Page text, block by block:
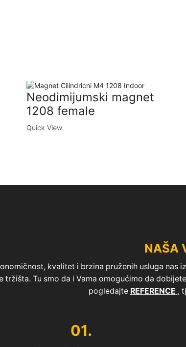
Neodimijumski magnet
1208 female
Quick View
NAŠA
kvalitet i brzina pruženih usluga
tržišta. Tu smo da i Vama omogućimo da dobijete
pogledajte REFERENCE ,
01.